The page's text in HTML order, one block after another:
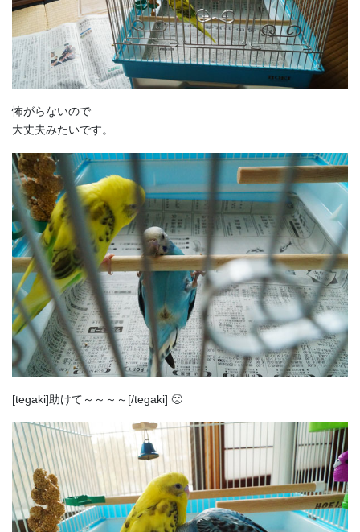
怖がらないので
大丈夫みたいです。
[tegaki]助けて～～～～[/tegaki] 🙁